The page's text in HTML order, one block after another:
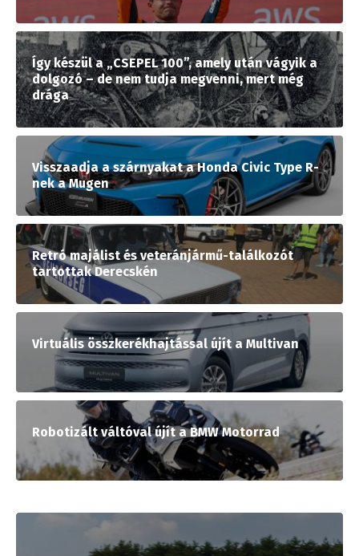
Így készül a „CSEPEL 100”, amely után vágyik a
dolgozó – de nem tudja megvenni, mert még
drága
Visszaadja a szárnyakat a Honda Civic Type R-
nek a Mugen
Retró majálist és veteránjármű-találkozót
tartottak Derecskén
Virtuális összkerékhajtással újít a Multivan
Robotizált váltóval újít a BMW Motorrad